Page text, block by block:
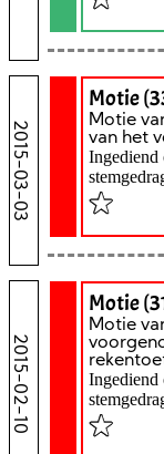
2015-03-03
Motie
Motie
van het
Ingediend
2015-02-10
Motie
Motie
Ingediend